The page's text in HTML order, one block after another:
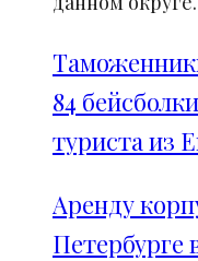
84
туриста из
Аренду
Петербурге